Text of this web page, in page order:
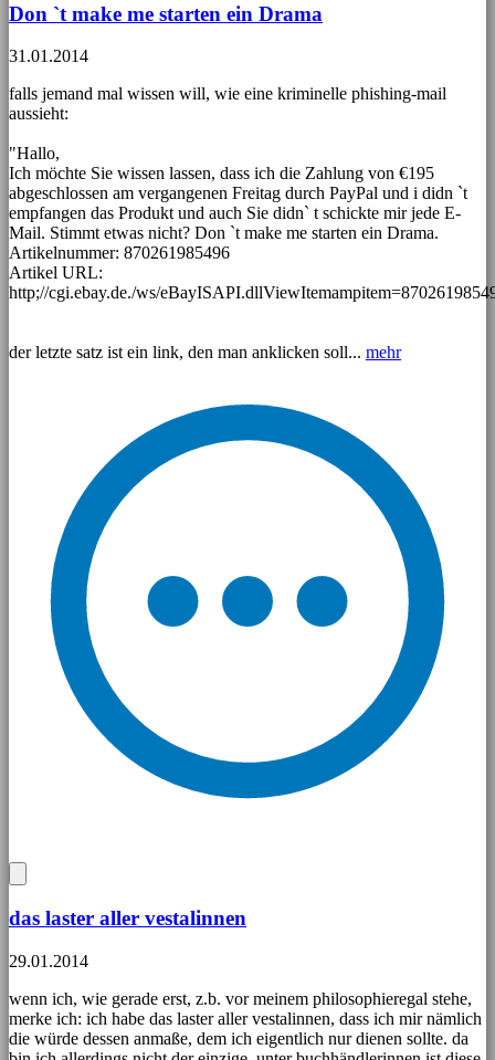
Don `t make me starten ein Drama
31.01.2014
falls jemand mal wissen will, wie eine kriminelle phishing-mail
aussieht:
"Hallo,
Ich möchte Sie wissen lassen, dass ich die Zahlung von €195
abgeschlossen am vergangenen Freitag durch PayPal und i didn `t
empfangen das Produkt und auch Sie didn` t schickte mir jede E-
Mail. Stimmt etwas nicht? Don `t make me starten ein Drama.
Artikelnummer: 870261985496
Artikel URL:
http;//cgi.ebay.de./ws/
der letzte satz ist ein link, den man anklicken soll... mehr
das laster aller vestalinnen
29.01.2014
wenn ich, wie gerade erst, z.b. vor meinem philosophieregal stehe,
merke ich: ich habe das laster aller vestalinnen, dass ich mir nämlich
die würde dessen anmaße, dem ich eigentlich nur dienen sollte. da